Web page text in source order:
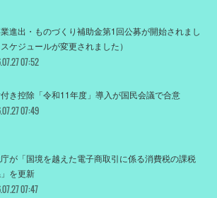
進出・ものづくり補助金第1回公募が開始されまし
ケジュールが変更されました）
07:52
き控除「令和11年度」導入が国民会議で合意
07:49
が「国境を越えた電子商取引に係る消費税の課税
を更新
07:47